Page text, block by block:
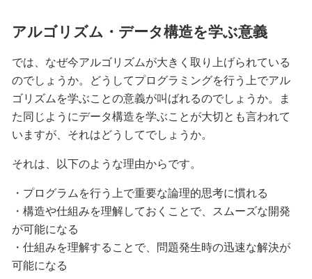
アルゴリズム・データ構造を学ぶ意義
では、なぜ今アルゴリズムが大きく取り上げられている
のでしょうか。どうしてプログラミングを行う上でアル
ゴリズムを学ぶことの意義が叫ばれるのでしょうか。ま
た同じようにデータ構造を学ぶことが大切とも言われて
いますが、それはどうしてでしょうか。
それは、以下のような理由からです。
・プログラムを行う上で重要な論理的思考に慣れる
・構造や仕組みを理解しておくことで、スムーズな開発
が可能になる
・仕組みを理解することで、問題発生時の迅速な解決が
可能になる